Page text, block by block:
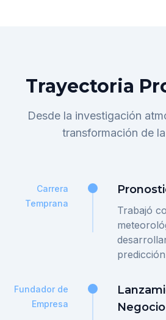
Trayectoria
Desde la investigación
transformación de
Carrera
Temprana
Trabajó
Fundador de
Empresa
Negocio